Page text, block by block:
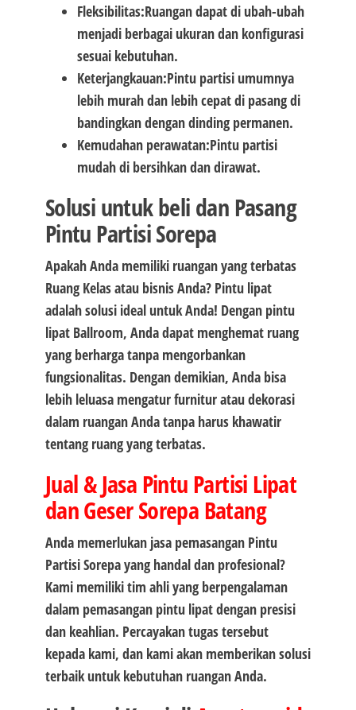
Fleksibilitas:Ruangan dapat di ubah-ubah
menjadi berbagai ukuran dan konfigurasi
sesuai kebutuhan.
Keterjangkauan:Pintu partisi umumnya
lebih murah dan lebih cepat di pasang di
bandingkan dengan dinding permanen.
Kemudahan perawatan:Pintu partisi
mudah di bersihkan dan dirawat.
Solusi untuk beli dan Pasang
Pintu Partisi Sorepa
Apakah Anda memiliki ruangan yang terbatas
Ruang Kelas atau bisnis Anda? Pintu lipat
adalah solusi ideal untuk Anda! Dengan pintu
lipat Ballroom, Anda dapat menghemat ruang
yang berharga tanpa mengorbankan
fungsionalitas. Dengan demikian, Anda bisa
lebih leluasa mengatur furnitur atau dekorasi
dalam ruangan Anda tanpa harus khawatir
tentang ruang yang terbatas.
Jual & Jasa Pintu Partisi Lipat
dan Geser Sorepa Batang
Anda memerlukan jasa pemasangan Pintu
Partisi Sorepa yang handal dan profesional?
Kami memiliki tim ahli yang berpengalaman
dalam pemasangan pintu lipat dengan presisi
dan keahlian. Percayakan tugas tersebut
kepada kami, dan kami akan memberikan solusi
terbaik untuk kebutuhan ruangan Anda.